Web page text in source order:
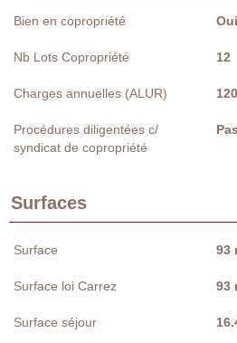
Bien en copropriété Oui
Nb Lots Copropriété 12
Charges annuelles (ALUR)
Procédures diligentées c/
syndicat de copropriété
Surfaces
Surface 93
Surface loi Carrez 93
Surface séjour